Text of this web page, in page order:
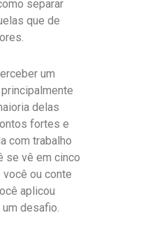
separar
que de
um
delas
fortes e
com trabalho
se vê em cinco
ou conte
aplicou
um desafio.